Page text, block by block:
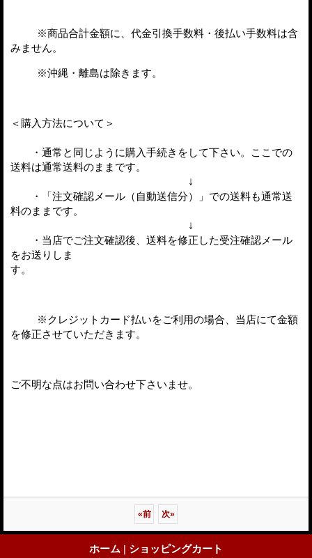
※商品合計金額に、 代金引換手数料 ・後払い手数料は含
みません。
※沖縄・離島は除きます。
＜購入方法について＞
・通常と同じように購入手続きをして下さい。ここでの
送料は通常送料のままです。
↓
・「注文確認メール（自動送信分）」での送料も通常送
料のままです。
↓
・当店でご注文確認後、送料を修正した受注確認メール
をお送りしま
す。
※クレジットカード払いをご利用の場合、当店にて金額
を修正させていただきます。
ご不明な点はお問い合わせ下さいませ。
«前 次»
ホーム | ショッピングカート